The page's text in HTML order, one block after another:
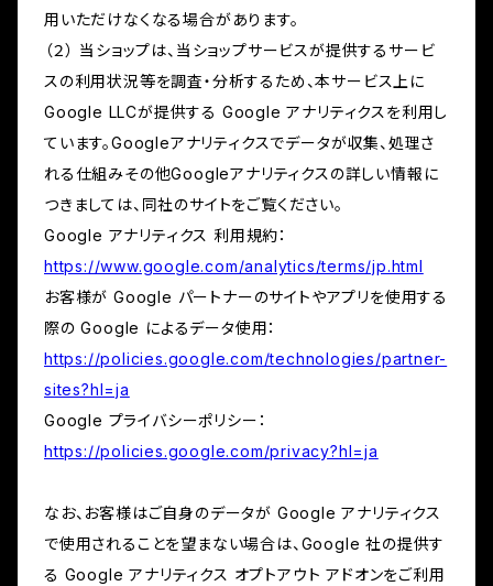
用いただけなくなる場合があります。
（２） 当ショップは、当ショップサービスが提供するサービ
スの利用状況等を調査・分析するため、本サービス上に
Google LLCが提供する Google アナリティクスを利用し
ています。Googleアナリティクスでデータが収集、処理さ
れる仕組みその他Googleアナリティクスの詳しい情報に
つきましては、同社のサイトをご覧ください。
Google アナリティクス 利用規約：
https://www.google.com/analytics/terms/jp.html
お客様が Google パートナーのサイトやアプリを使用する
際の Google によるデータ使用：
https://policies.google.com/technologies/partner-
sites?hl=ja
Google プライバシーポリシー：
https://policies.google.com/privacy?hl=ja
なお、お客様はご自身のデータが Google アナリティクス
で使用されることを望まない場合は、Google 社の提供す
る Google アナリティクス オプトアウト アドオンをご利用